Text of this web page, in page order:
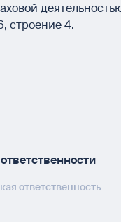
строение 4.
ответственность